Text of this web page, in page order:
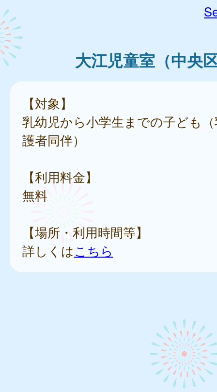
大江児童室（中央
【対象】
乳幼児から小学生までの子ども
護者同伴）
【利用料金】
無料
【場所・利用時間等】
詳しくはこちら